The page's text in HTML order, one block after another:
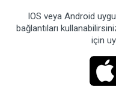
IOS veya Android
bağlantıları
için